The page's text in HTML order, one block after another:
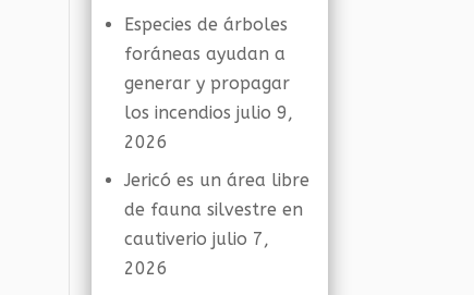
Especies de árboles
foráneas ayudan a
generar y propagar
los incendios julio 9,
2026
Jericó es un área libre
de fauna silvestre en
cautiverio julio 7,
2026